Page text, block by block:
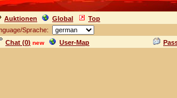
Auktionen Global Top
Sprache:
Chat (0) new User-Map